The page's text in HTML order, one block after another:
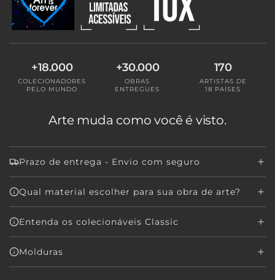
.
+18.000
COLECIONADORES
PELO MUNDO
+30.000
OBRAS
ENTREGUES
170
ARTISTAS DE
18 PAÍSES
Arte muda como você é visto.
Prazo de entrega - Envio com seguro
Qual material escolher para sua obra de arte?
Entenda os colecionáveis Classic
Molduras